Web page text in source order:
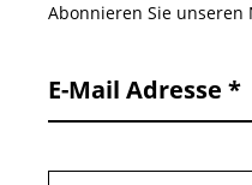
Abonnieren Sie
E-Mail Adresse